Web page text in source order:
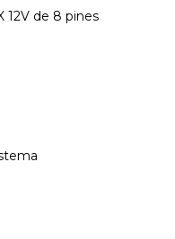
12V de 8 pines